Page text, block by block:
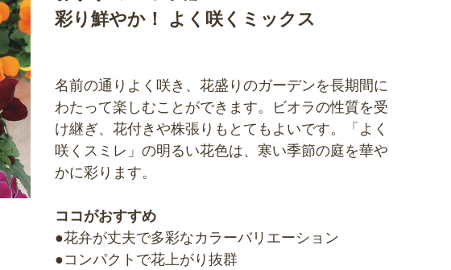
彩り鮮やか！ よく咲くミックス
名前の通りよく咲き、花盛りのガーデンを長期間に
わたって楽しむことができます。ビオラの性質を受
け継ぎ、花付きや株張りもとてもよいです。「よく
咲くスミレ」の明るい花色は、寒い季節の庭を華や
かに彩ります。
ココがおすすめ
●花弁が丈夫で多彩なカラーバリエーション
●コンパクトで花上がり抜群